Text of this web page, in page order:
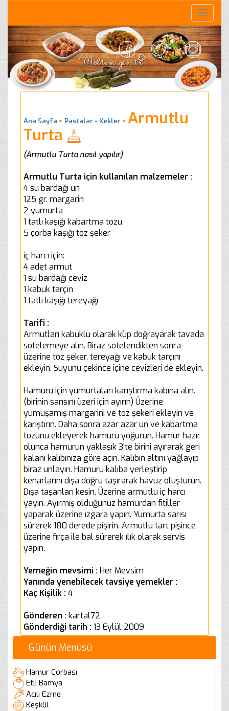
Toggle
Ana Sayfa > Pastalar - Kekler > Armutlu
Turta
(Armutlu Turta nasıl yapılır)
Armutlu Turta için kullanılan malzemeler :
4 su bardağı un
125 gr. margarin
2 yumurta
1 tatlı kaşığı kabartma tozu
5 çorba kaşığı toz şeker
iç harcı için:
4 adet armut
1 su bardağı ceviz
1 kabuk tarçın
1 tatlı kaşığı tereyağı
Tarifi :
Armutları kabuklu olarak küp doğrayarak tavada
sotelemeye alın. Biraz sotelendikten sonra
üzerine toz şeker, tereyağı ve kabuk tarçını
ekleyin. Suyunu çekince içine cevizleri de ekleyin.
Hamuru için yumurtaları karıştırma kabına alın.
(birinin sarısını üzeri için ayırın) Üzerine
yumuşamış margarini ve toz şekeri ekleyin ve
karıştırın. Daha sonra azar azar un ve kabartma
tozunu ekleyerek hamuru yoğurun. Hamur hazır
olunca hamurun yaklaşık 3'te birini ayırarak geri
kalanı kalıbınıza göre açın. Kalıbın altını yağlayıp
biraz unlayın. Hamuru kalıba yerleştirip
kenarlarını dışa doğru taşırarak havuz oluşturun.
Dışa taşanları kesin. Üzerine armutlu iç harcı
yayın. Ayırmış olduğunuz hamurdan fitiller
yaparak üzerine ızgara yapın. Yumurta sarısı
sürerek 180 derede pişirin. Armutlu tart pişince
üzerine fırça ile bal sürerek ılık olarak servis
yapın.
Yemeğin mevsimi : Her Mevsim
Yanında yenebilecek tavsiye yemekler :
Kaç Kişilik : 4
Gönderen : kartal72
Gönderdiği tarih : 13 Eylül 2009
Günün Menüsü
Hamur Çorbası
Etli Bamya
Acılı Ezme
Keşkül